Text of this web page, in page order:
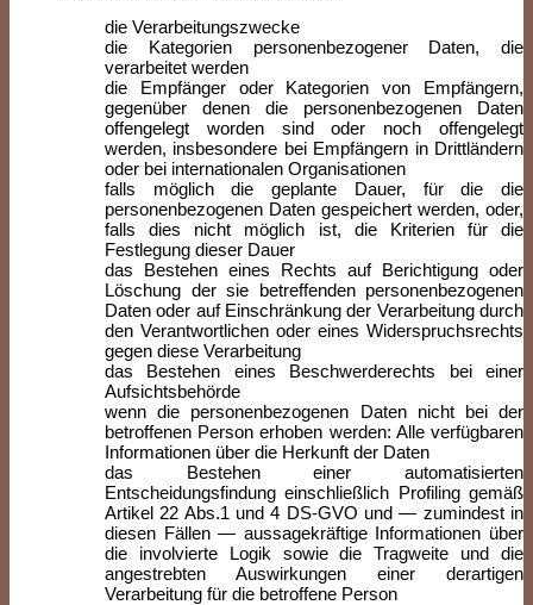
die Verarbeitungszwecke
die Kategorien personenbezogener Daten, die
verarbeitet werden
die Empfänger oder Kategorien von Empfängern,
gegenüber denen die personenbezogenen Daten
offengelegt worden sind oder noch offengelegt
werden, insbesondere bei Empfängern in Drittländern
oder bei internationalen Organisationen
falls möglich die geplante Dauer, für die die
personenbezogenen Daten gespeichert werden, oder,
falls dies nicht möglich ist, die Kriterien für die
Festlegung dieser Dauer
das Bestehen eines Rechts auf Berichtigung oder
Löschung der sie betreffenden personenbezogenen
Daten oder auf Einschränkung der Verarbeitung durch
den Verantwortlichen oder eines Widerspruchsrechts
gegen diese Verarbeitung
das Bestehen eines Beschwerderechts bei einer
Aufsichtsbehörde
wenn die personenbezogenen Daten nicht bei der
betroffenen Person erhoben werden: Alle verfügbaren
Informationen über die Herkunft der Daten
das Bestehen einer automatisierten
Entscheidungsfindung einschließlich Profiling gemäß
Artikel 22 Abs.1 und 4 DS-GVO und — zumindest in
diesen Fällen — aussagekräftige Informationen über
die involvierte Logik sowie die Tragweite und die
angestrebten Auswirkungen einer derartigen
Verarbeitung für die betroffene Person